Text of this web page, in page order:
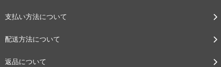
支払い方法について
配送方法について
返品について